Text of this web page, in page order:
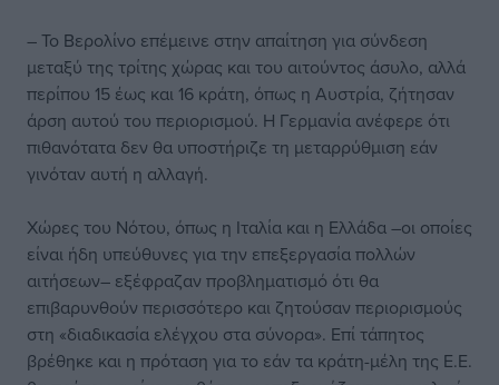
– Το Βερολίνο επέμεινε στην απαίτηση για σύνδεση
μεταξύ της τρίτης χώρας και του αιτούντος άσυλο, αλλά
περίπου 15 έως και 16 κράτη, όπως η Αυστρία, ζήτησαν
άρση αυτού του περιορισμού. Η Γερμανία ανέφερε ότι
πιθανότατα δεν θα υποστήριζε τη μεταρρύθμιση εάν
γινόταν αυτή η αλλαγή.
Χώρες του Νότου, όπως η Ιταλία και η Ελλάδα –οι οποίες
είναι ήδη υπεύθυνες για την επεξεργασία πολλών
αιτήσεων– εξέφραζαν προβληματισμό ότι θα
επιβαρυνθούν περισσότερο και ζητούσαν περιορισμούς
στη «διαδικασία ελέγχου στα σύνορα». Επί τάπητος
βρέθηκε και η πρόταση για το εάν τα κράτη-μέλη της Ε.Ε.